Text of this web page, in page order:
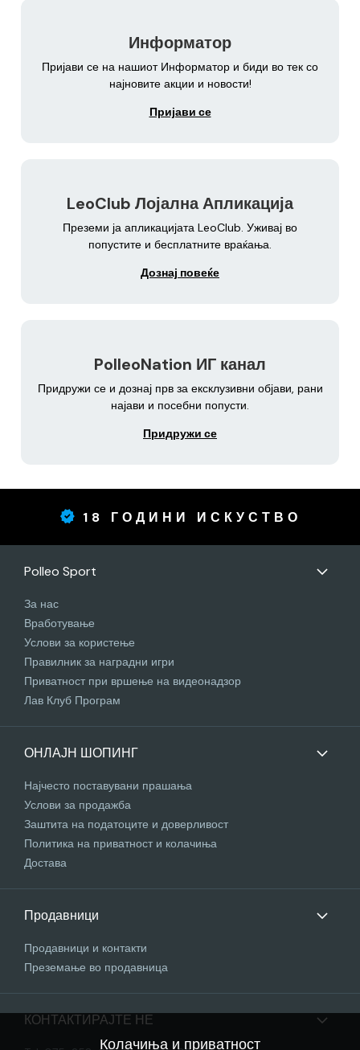
Информатор
Пријави се на нашиот Информатор и биди во тек со
најновите акции и новости!
Пријави се
LeoClub Лојална Апликација
Преземи ја апликацијата LeoClub. Уживај во
попустите и бесплатните враќања.
Дознај повеќе
PolleoNation ИГ канал
Придружи се и дознај прв за ексклузивни објави, рани
најави и посебни попусти.
Придружи се
18 ГОДИНИ ИСКУСТВО
Polleo Sport
За нас
Вработување
Услови за користење
Правилник за наградни игри
Приватност при вршење на видеонадзор
Лав Клуб Програм
ОНЛАЈН ШОПИНГ
Најчесто поставувани прашања
Услови за продажба
Заштита на податоците и доверливост
Политика на приватност и колачиња
Достава
Продавници
Продавници и контакти
Преземање во продавница
КОНТАКТИРАЈТЕ НЕ
Колачиња и приватност